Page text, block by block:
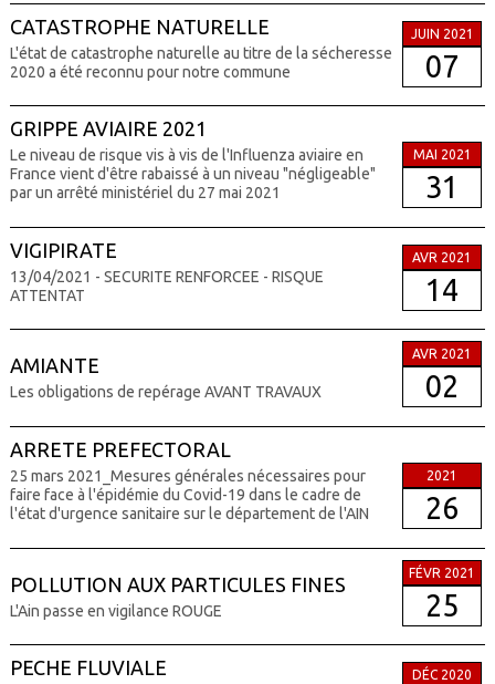
CATASTROPHE NATURELLE
L'état de catastrophe naturelle au titre de la sécheresse
2020 a été reconnu pour notre commune
JUIN 2021
07
GRIPPE AVIAIRE 2021
Le niveau de risque vis à vis de l'Influenza aviaire en
France vient d'être rabaissé à un niveau "négligeable"
par un arrêté ministériel du 27 mai 2021
MAI 2021
31
VIGIPIRATE
13/04/2021 - SECURITE RENFORCEE - RISQUE
ATTENTAT
AVR 2021
14
AMIANTE
Les obligations de repérage AVANT TRAVAUX
AVR 2021
02
ARRETE PREFECTORAL
25 mars 2021_Mesures générales nécessaires pour
faire face à l'épidémie du Covid-19 dans le cadre de
l'état d'urgence sanitaire sur le département de l'AIN
2021
26
POLLUTION AUX PARTICULES FINES
L'Ain passe en vigilance ROUGE
FÉVR 2021
25
PECHE FLUVIALE DÉC 2020